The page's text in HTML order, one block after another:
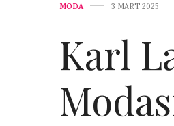
MODA 3 MART 2025
Karl